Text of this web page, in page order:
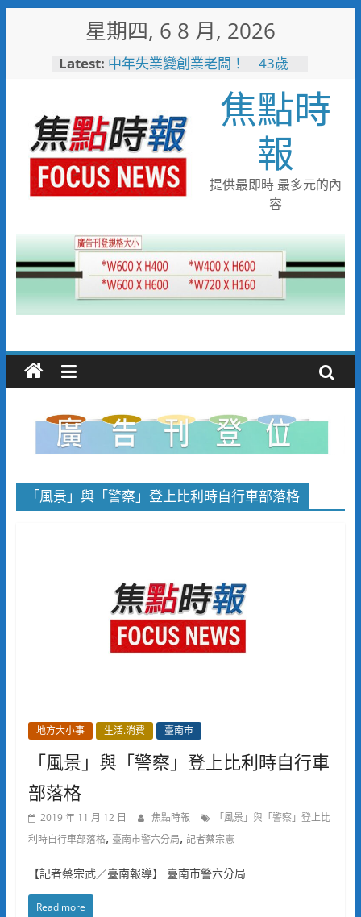
星期四, 6 8 月, 2026
Latest: 中年失業變創業老闆！ 43歲
失智婦癱坐路邊 新南巡警一眼
認出速通知家屬
見女網友需先匯錢 北門警戳破
詐騙陷阱保住40萬
工作過勞眼前發黑 北門巡警眼
尖急扶女子化解危機
逛賣場熱中暑昏厥 南門警與消
焦點時
報
提供最即時 最多元的內
容
「風景」與「警察」登上比利時自行車部落格
地方大小事 生活.消費 臺南市
「風景」與「警察」登上比利時自行車
部落格
2019 年 11 月 12 日 焦點時報
「風景」與「警察」登上比
利時自行車部落格, 臺南市警六分局, 記者蔡宗憲
【記者蔡宗武／臺南報導】 臺南市警六分局
Read more